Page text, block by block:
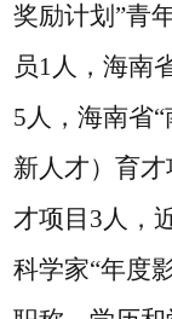
奖励计划”青
员1人，海南
5人，海南省
新人才）育才
才项目3人，
科学家“年度